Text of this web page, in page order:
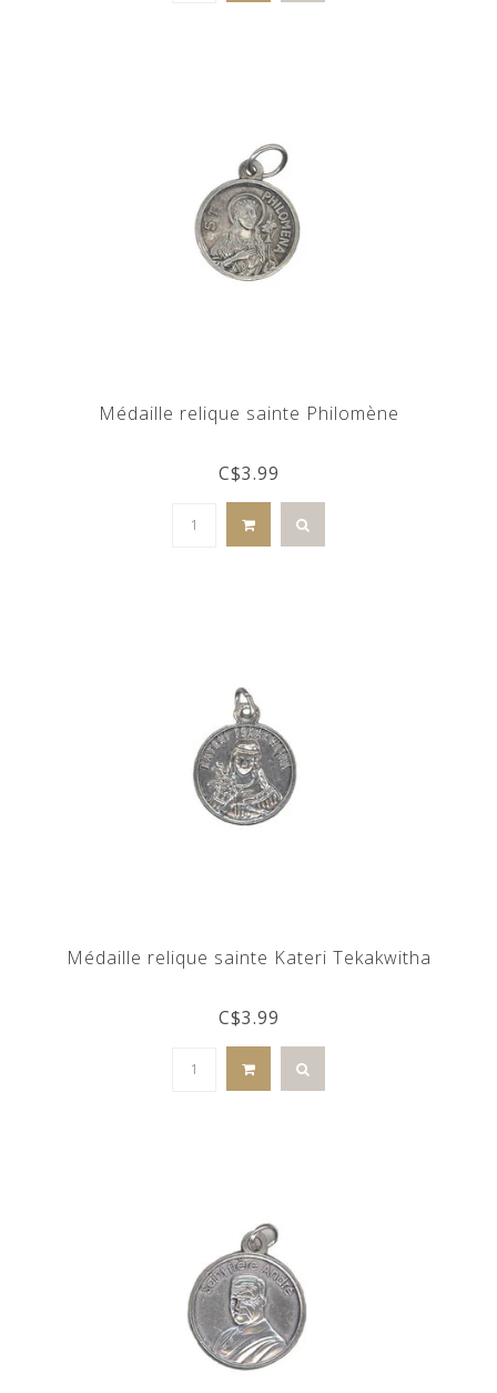
Médaille relique sainte Philomène
C$3.99
Médaille relique sainte Kateri Tekakwitha
C$3.99